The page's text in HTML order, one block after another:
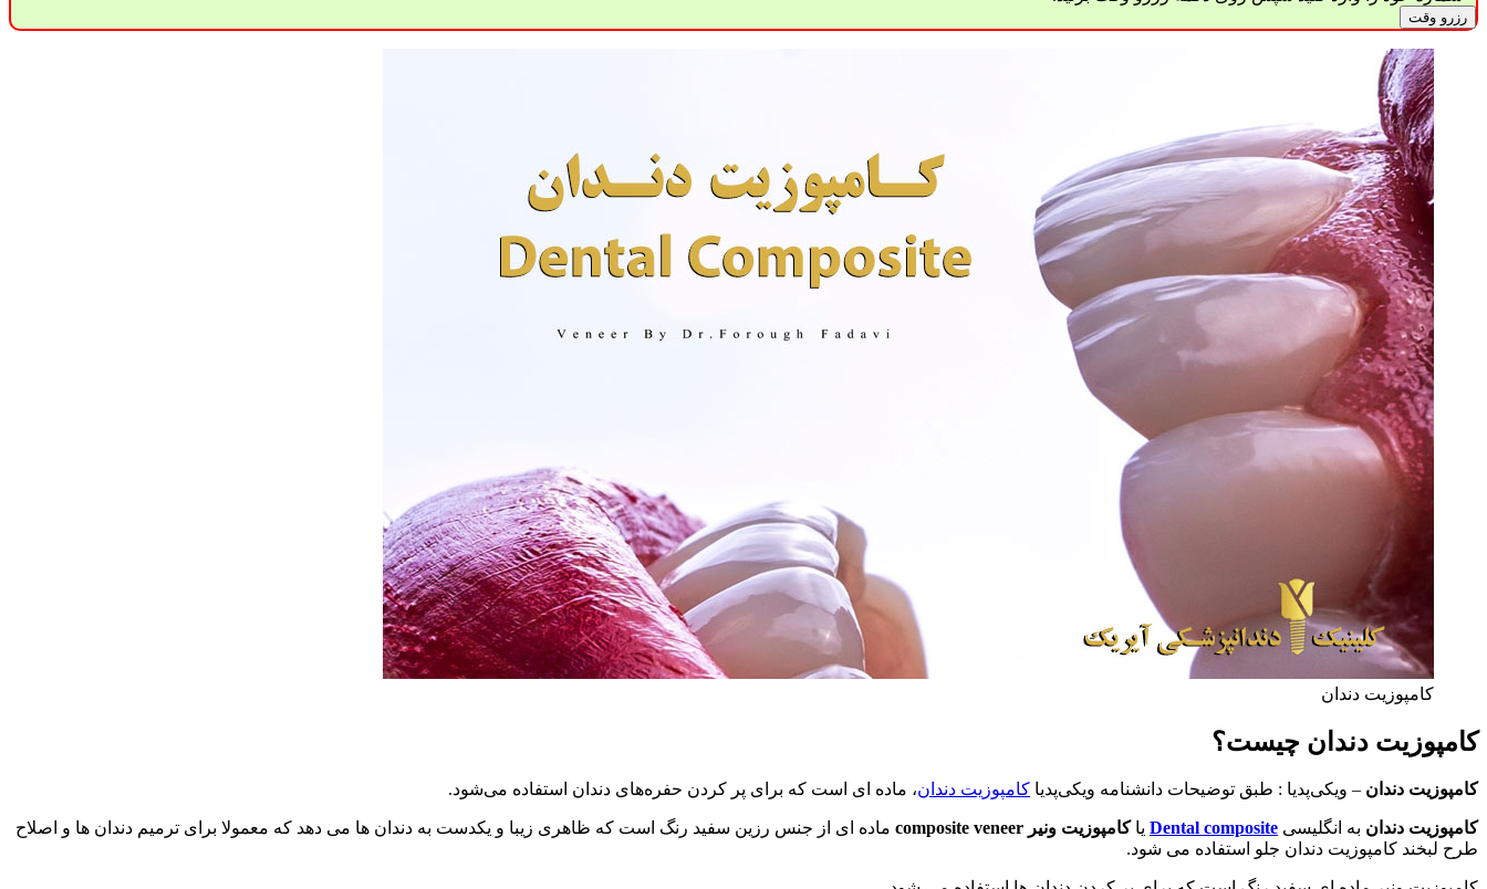
رزرو وقت
کامپوزیت دندان
کامپوزیت دندان چیست؟
کامپوزیت دندان – ویکی‌پدیا : طبق توضیحات دانشنامه ویکی‌پدیا کامپوزیت دندان، ماده ای است که برای پر کردن حفره‌های دندان استفاده می‌شود.
کامپوزیت دندان به انگلیسی Dental composite یاکامپوزیت ونیر composite veneer ماده ای از جنس رزین سفید رنگ است که ظاهری زیبا و یکدست به دندان ها می دهد که معمولا برای ترمیم دندان ها و اصلاح
طرح لبخند کامپوزیت دندان جلو استفاده می شود.